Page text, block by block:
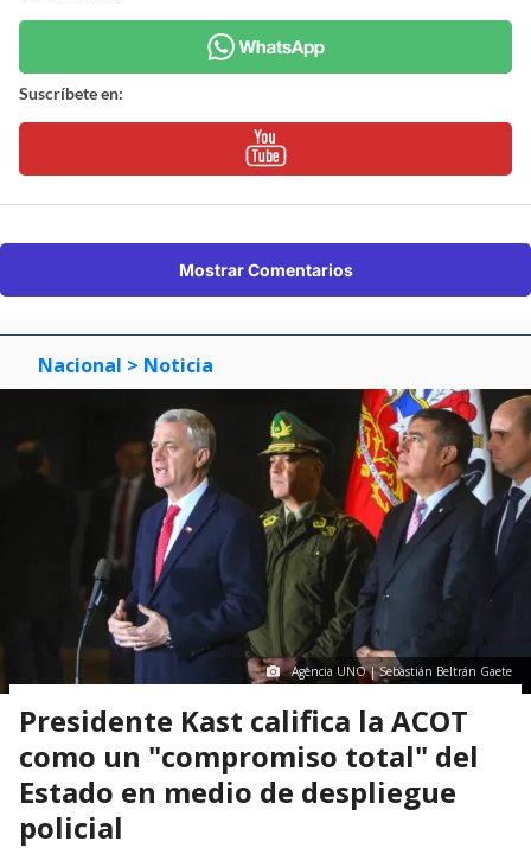
Suscríbete en:
Mostrar Comentarios
Nacional > Noticia
Agencia UNO | Sebastián Beltrán Gaete
Presidente Kast califica la ACOT
como un "compromiso total" del
Estado en medio de despliegue
policial